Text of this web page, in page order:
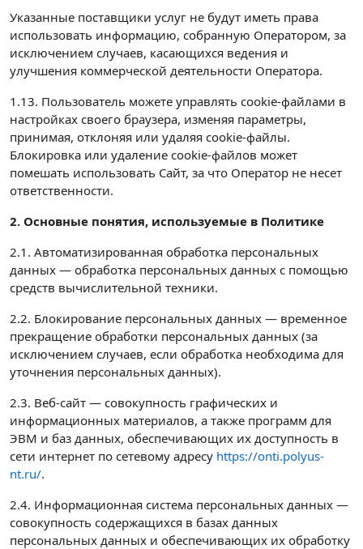
Указанные поставщики услуг не будут иметь права
использовать информацию, собранную Оператором, за
исключением случаев, касающихся ведения и
улучшения коммерческой деятельности Оператора.
1.13. Пользователь можете управлять cookie-файлами в
настройках своего браузера, изменяя параметры,
принимая, отклоняя или удаляя cookie-файлы.
Блокировка или удаление cookie-файлов может
помешать использовать Сайт, за что Оператор не несет
ответственности.
2. Основные понятия, используемые в Политике
2.1. Автоматизированная обработка персональных
данных — обработка персональных данных с помощью
средств вычислительной техники.
2.2. Блокирование персональных данных — временное
прекращение обработки персональных данных (за
исключением случаев, если обработка необходима для
уточнения персональных данных).
2.3. Веб-сайт — совокупность графических и
информационных материалов, а также программ для
ЭВМ и баз данных, обеспечивающих их доступность в
сети интернет по сетевому адресу https://onti.polyus-
nt.ru/.
2.4. Информационная система персональных данных —
совокупность содержащихся в базах данных
персональных данных и обеспечивающих их обработку